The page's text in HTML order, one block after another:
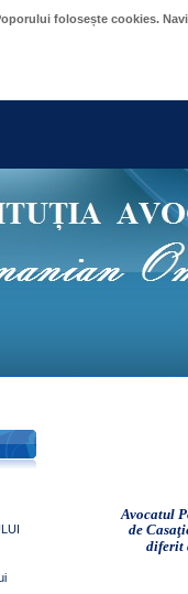
folosește cookies.
Avocatul
de
diferit